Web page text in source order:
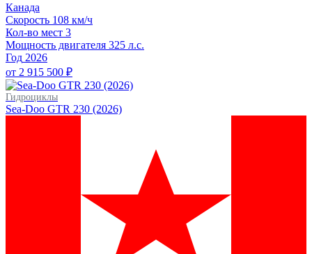
Канада
Скорость 108 км/ч
Кол-во мест 3
Мощность двигателя 325 л.с.
Год 2026
от 2 915 500 ₽
Гидроциклы
Sea-Doo GTR 230 (2026)